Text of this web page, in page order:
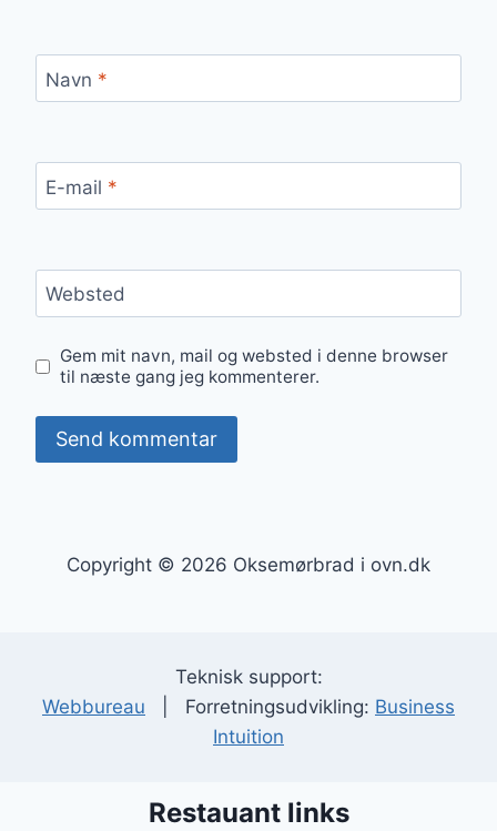
Navn *
E-mail *
Websted
Gem mit navn, mail og websted i denne browser
til næste gang jeg kommenterer.
Copyright © 2026 Oksemørbrad i ovn.dk
Teknisk support:
Webbureau | Forretningsudvikling: Business
Intuition
Restauant links